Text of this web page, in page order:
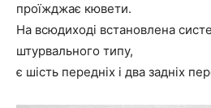
проїжджає кювети.
На всюдиході встановлена
штурвального типу,
є шість передніх і два задніх